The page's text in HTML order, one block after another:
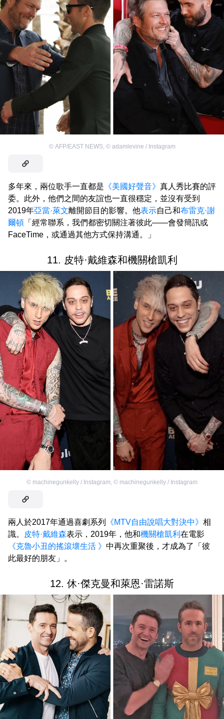
© AFP/EAST NEWS, © adamlevine / Instagram
多年來，兩位歌手一直都是 《美國好聲音》 真人秀比賽的評
委。此外，他們之間的友誼也一直很穩定，並沒有受到
2019年亞當·萊文離開節目的影響。他表示自己和布雷克·謝
爾頓 「經常聯系，我們都密切關注著彼此——會發簡訊或
FaceTime，或通過其他方式保持溝通。」
11. 皮特·戴維森和機關槍凱利
© machinegunkelly / Instagram, © machinegunkelly / Instagram
兩人於2017年通過喜劇系列 《MTV自由說唱大對決中》 相
識。
皮特·戴維森表示，2019年，他和機關槍凱利 在電影
《克魯小丑的搖滾壞生活 》 中再次重聚後，才成為了「彼
此最好的朋友」。
12. 休·傑克曼和萊恩·雷諾斯